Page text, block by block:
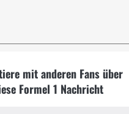
mit anderen Fans über
Formel 1 Nachricht